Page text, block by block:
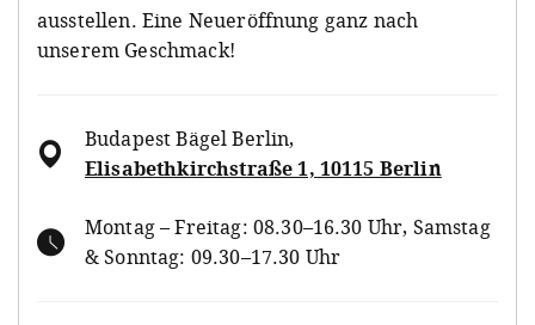
ausstellen. Eine Neueröffnung ganz nach
unserem Geschmack!
Budapest Bägel Berlin,
Elisabethkirchstraße 1, 10115 Berlin
Montag – Freitag: 08.30–16.30 Uhr, Samstag
& Sonntag: 09.30–17.30 Uhr